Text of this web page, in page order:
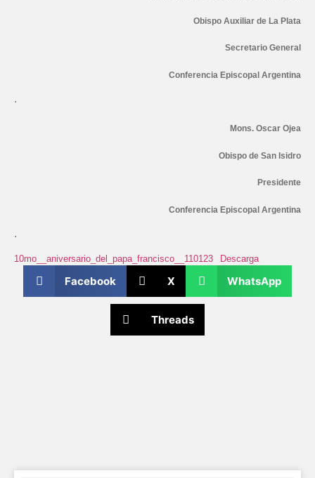
Obispo Auxiliar de La Plata
Secretario General
Conferencia Episcopal Argentina
.
Mons. Oscar Ojea
Obispo de San Isidro
Presidente
Conferencia Episcopal Argentina
.
10mo__aniversario_del_papa_francisco__110123 Descarga
Facebook X WhatsApp
Threads